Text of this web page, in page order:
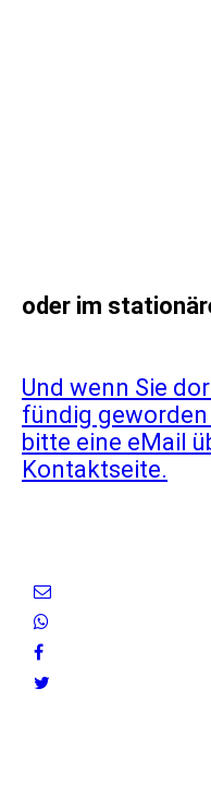
oder im
Und wenn Sie
fündig geworden
bitte eine eMail
Kontaktseite.